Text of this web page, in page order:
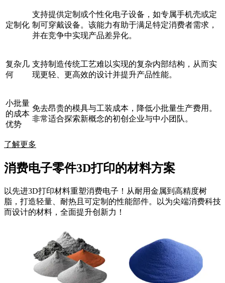
定制化
支持提供定制或个性化电子设备，如专属手机壳或定
制可穿戴设备。该能力有助于满足特定消费者需求，
并在竞争中实现产品差异化。
复杂几
何
支持制造传统工艺难以实现的复杂内部结构，从而实
现更轻、更高效的设计并提升产品性能。
小批量
的成本
优势
免去昂贵的模具与工装成本，降低小批量生产费用。
非常适合探索新概念的初创企业与中小团队。
了解更多
消费电子零件3D打印的材料方案
以先进3D打印材料重塑消费电子！从耐用金属到高精度树
脂，打造轻量、耐热且可定制的性能部件。以为尖端消费科技
而设计的材料，全面提升创新力！